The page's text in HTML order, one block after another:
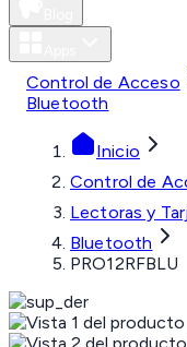
Control de Acceso
Bluetooth
Inicio
Control de
Lectoras y
Bluetooth
PRO12RFBLU